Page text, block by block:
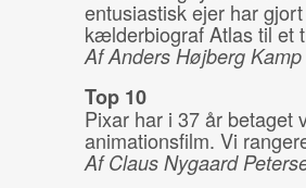
entusiastisk ejer har
kælderbiograf Atlas til et
Af Anders Højberg Kamp
Top 10
Pixar har i 37 år
animationsfilm. Vi
Af Claus Nygaard